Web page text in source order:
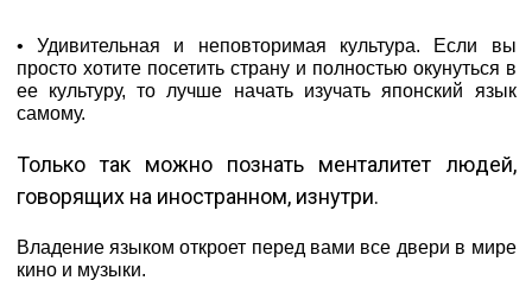
• Удивительная и неповторимая культура. Если вы
просто хотите посетить страну и полностью окунуться в
ее культуру, то лучше начать изучать японский язык
самому.
Только так можно познать менталитет людей,
говорящих на иностранном, изнутри.
Владение языком откроет перед вами все двери в мире
кино и музыки.